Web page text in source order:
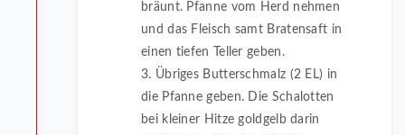
bräunt. Pfanne vom Herd nehmen
und das Fleisch samt Bratensaft in
einen tiefen Teller geben.
3. Übriges Butterschmalz (2 EL) in
die Pfanne geben. Die Schalotten
bei kleiner Hitze goldgelb darin